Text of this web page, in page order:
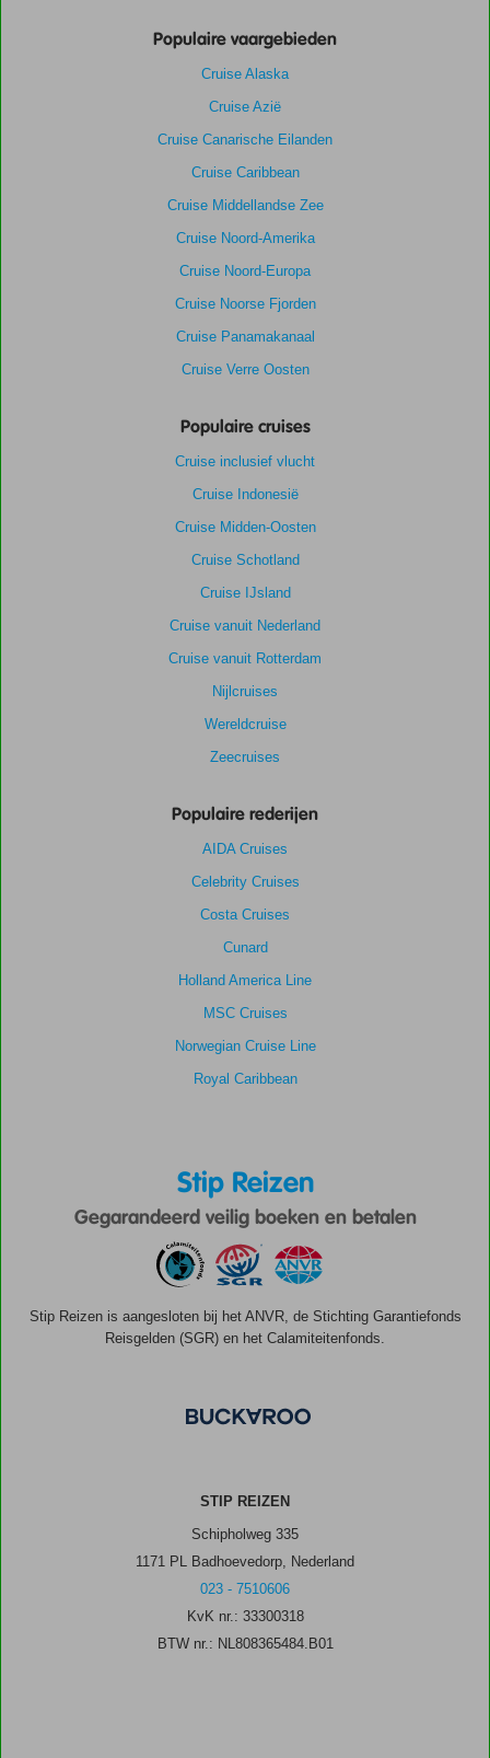
Populaire vaargebieden
Cruise Alaska
Cruise Azië
Cruise Canarische Eilanden
Cruise Caribbean
Cruise Middellandse Zee
Cruise Noord-Amerika
Cruise Noord-Europa
Cruise Noorse Fjorden
Cruise Panamakanaal
Cruise Verre Oosten
Populaire cruises
Cruise inclusief vlucht
Cruise Indonesië
Cruise Midden-Oosten
Cruise Schotland
Cruise IJsland
Cruise vanuit Nederland
Cruise vanuit Rotterdam
Nijlcruises
Wereldcruise
Zeecruises
Populaire rederijen
AIDA Cruises
Celebrity Cruises
Costa Cruises
Cunard
Holland America Line
MSC Cruises
Norwegian Cruise Line
Royal Caribbean
Stip Reizen
Gegarandeerd veilig boeken en betalen
Stip Reizen is aangesloten bij het ANVR, de Stichting Garantiefonds
Reisgelden (SGR) en het Calamiteitenfonds.
STIP REIZEN
Schipholweg 335
1171 PL Badhoevedorp, Nederland
023 - 7510606
KvK nr.: 33300318
BTW nr.: NL808365484.B01